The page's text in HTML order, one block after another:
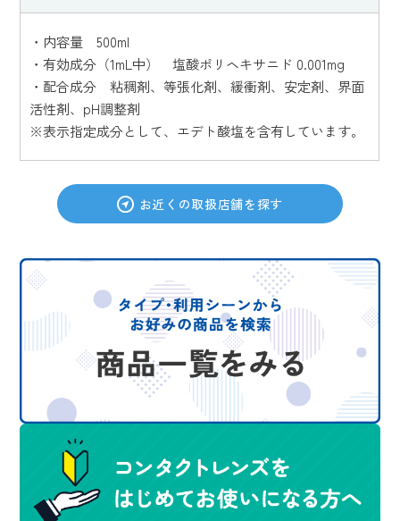
・内容量 500ml
・有効成分（1mL中） 塩酸ポリヘキサニド 0.001mg
・配合成分 粘稠剤、等張化剤、緩衝剤、安定剤、界面
活性剤、pH調整剤
※表示指定成分として、エデト酸塩を含有しています。
お近くの取扱店舗を探す